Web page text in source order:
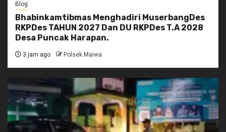
Blog
Bhabinkamtibmas Menghadiri MuserbangDes
RKPDes TAHUN 2027 Dan DU RKPDes T.A 2028
Desa Puncak Harapan.
3 jam ago Polsek Maiwa